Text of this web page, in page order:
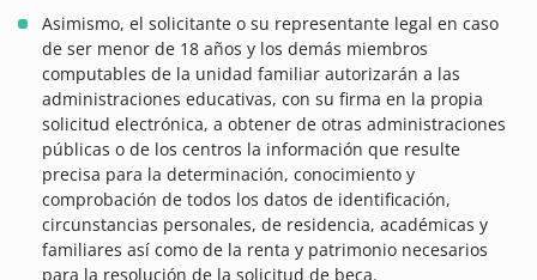
Asimismo, el solicitante o su representante legal en caso
de ser menor de 18 años y los demás miembros
computables de la unidad familiar autorizarán a las
administraciones educativas, con su firma en la propia
solicitud electrónica, a obtener de otras administraciones
públicas o de los centros la información que resulte
precisa para la determinación, conocimiento y
comprobación de todos los datos de identificación,
circunstancias personales, de residencia, académicas y
familiares así como de la renta y patrimonio necesarios
para la resolución de la solicitud de beca.